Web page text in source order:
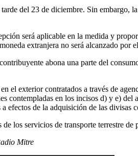
del 23 de diciembre. Sin embargo,
será aplicable en la medida y
extranjera no será alcanzado por
abona una parte del
el exterior contratados a través de
contempladas en los incisos d) y e)
efectos de la adquisición de las divisas
los servicios de transporte terrestre de
Mitre